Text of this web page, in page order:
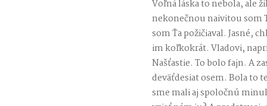
Voľná láska to nebola, ale
nekonečnou naivitou som
som Ťa požičiaval. Jasné,
im koľkokrát. Vladovi,
Našťastie. To bolo fajn. A
deväťdesiat osem. Bola to
sme mali aj spoločnú